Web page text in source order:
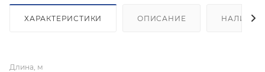
ХАРАКТЕРИСТИКИ ОПИСАНИЕ НАЛИЧИЕ
Длина, м